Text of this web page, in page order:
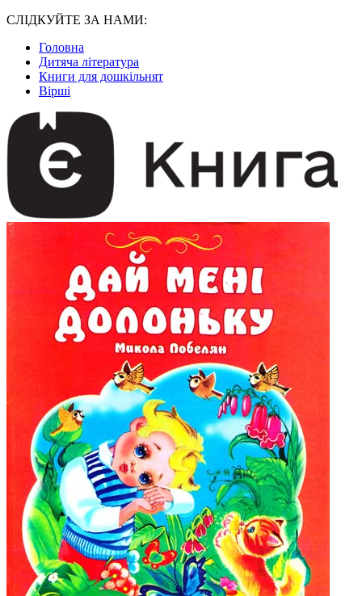
СЛІДКУЙТЕ ЗА НАМИ:
Головна
Дитяча література
Книги для дошкільнят
Вірші